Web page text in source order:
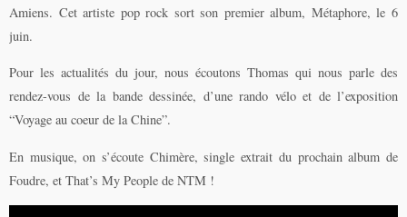
Amiens. Cet artiste pop rock sort son premier album, Métaphore, le 6
juin.
Pour les actualités du jour, nous écoutons Thomas qui nous parle des
rendez-vous de la bande dessinée, d’une rando vélo et de l’exposition
“Voyage au coeur de la Chine”.
En musique, on s’écoute Chimère, single extrait du prochain album de
Foudre, et That’s My People de NTM !